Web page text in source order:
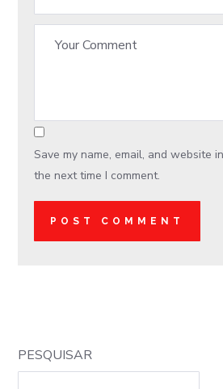
Save my name, email, and website
the next time I comment.
PESQUISAR